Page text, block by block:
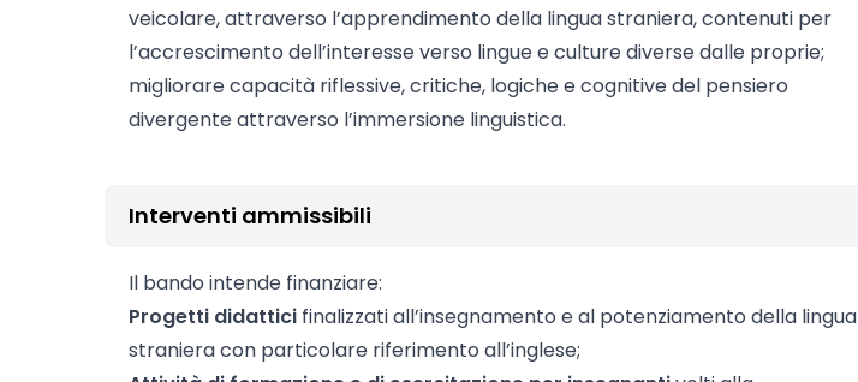
veicolare, attraverso l’apprendimento della lingua straniera, contenuti per
l’accrescimento dell’interesse verso lingue e culture diverse dalle proprie;
migliorare capacità riflessive, critiche, logiche e cognitive del pensiero
divergente attraverso l’immersione linguistica.
Interventi ammissibili
Il bando intende finanziare:
Progetti didattici finalizzati all’insegnamento e al potenziamento della lingua
straniera con particolare riferimento all’inglese;